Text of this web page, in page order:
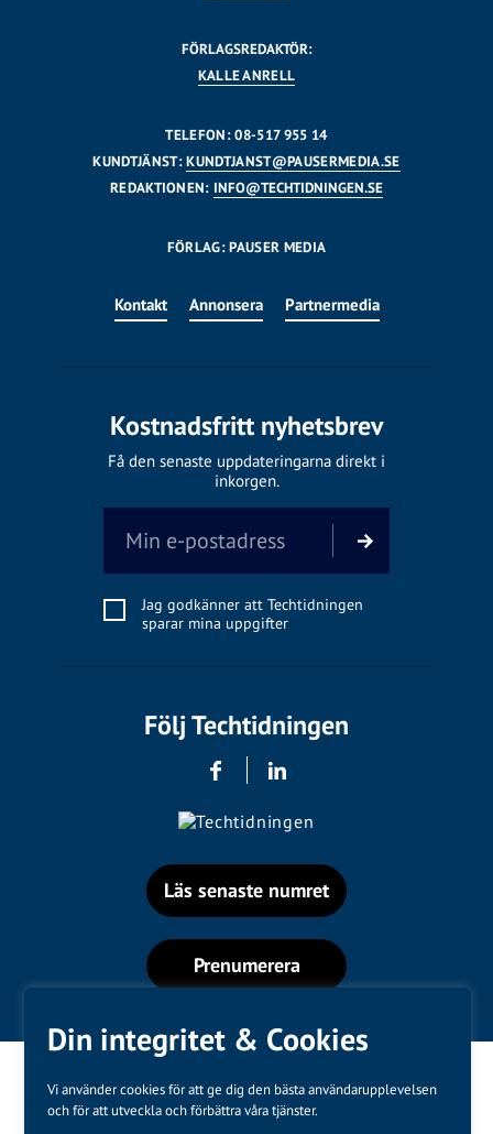
Din integritet & Cookies
Vi använder cookies för att ge dig den bästa användarupplevelsen
och för att utveckla och förbättra våra tjänster.
FÖRLAGSREDAKTÖR:
KALLE ANRELL
TELEFON: 08-517 955 14
KUNDTJÄNST:KUNDTJANST@PAUSERMEDIA.SE
REDAKTIONEN: INFO@TECHTIDNINGEN.SE
FÖRLAG: PAUSER MEDIA
Kontakt Annonsera Partnermedia
Kostnadsfritt nyhetsbrev
Få den senaste uppdateringarna direkt i
inkorgen.
Jag godkänner att Techtidningen
sparar mina uppgifter
Följ Techtidningen
Läs senaste numret
Prenumerera